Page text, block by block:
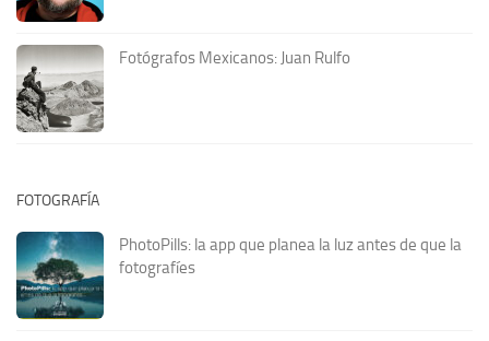
Fotógrafos Mexicanos: Juan Rulfo
FOTOGRAFÍA
PhotoPills: la app que planea la luz antes de que la
fotografíes